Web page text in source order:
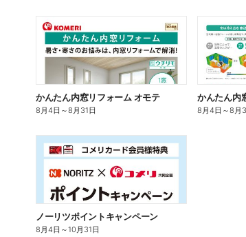
かんたん内窓リフォーム オモテ
8月4日 ～8月31日
かんたん内
8月4日 ～8月
ノーリツポイントキャンペーン
8月4日 ～10月31日